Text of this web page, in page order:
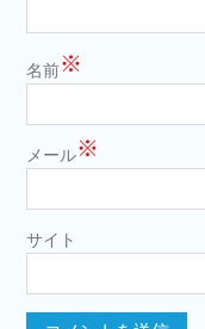
名前※
メール※
サイト